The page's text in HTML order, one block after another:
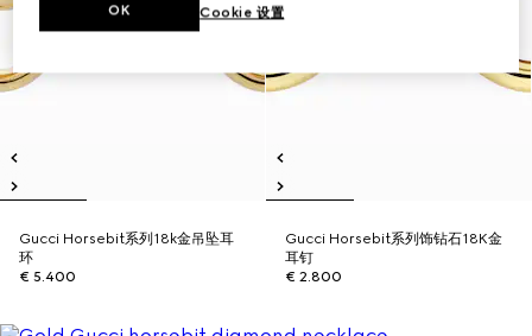
Gucci Horsebit系列18k金吊坠耳
环
€ 5.400
Gucci Horsebit系列饰钻石18K金
耳钉
€ 2.800
Cookie 设置
OK